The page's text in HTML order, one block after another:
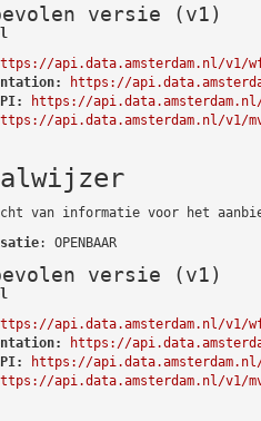
versie (v1)
api.data.amsterdam.nl/v1/
https://
https://
api.data.amsterdam.nl/v1/
van informatie voor het
: OPENBAAR
versie (v1)
api.data.amsterdam.nl/v1/
https://
https://
api.data.amsterdam.nl/v1/